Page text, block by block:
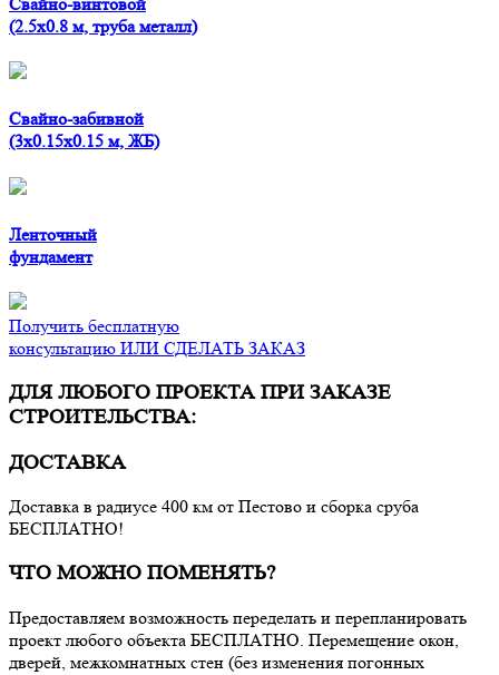
(2.5x0.8 м, труба металл)
Свайно-забивной
(3x0.15x0.15 м, ЖБ)
Ленточный
фундамент
Получить бесплатную
консультацию ИЛИ СДЕЛАТЬ ЗАКАЗ
ДЛЯ ЛЮБОГО ПРОЕКТА ПРИ ЗАКАЗЕ
СТРОИТЕЛЬСТВА:
ДОСТАВКА
Доставка в радиусе 400 км от Пестово и сборка сруба
БЕСПЛАТНО!
ЧТО МОЖНО ПОМЕНЯТЬ?
Предоставляем возможность переделать и перепланировать
проект любого объекта БЕСПЛАТНО. Перемещение окон,
дверей, межкомнатных стен (без изменения погонных